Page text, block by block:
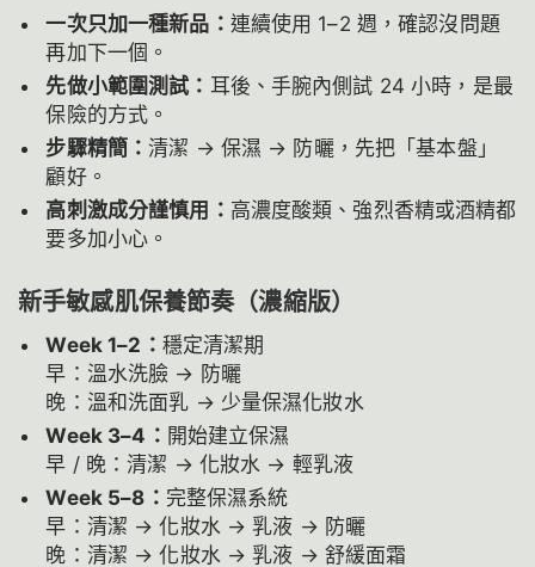
一次只加一種新品： 連續使用 1–2 週，確認沒問題
再加下一個。
先做小範圍測試： 耳後、手腕內側試 24 小時，是最
保險的方式。
步驟精簡：清潔 → 保濕 → 防曬，先把「基本盤」
顧好。
高刺激成分謹慎用： 高濃度酸類、強烈香精或酒精都
要多加小心。
新手敏感肌保養節奏（濃縮版）
Week 1–2： 穩定清潔期
早：溫水洗臉 → 防曬
晚：溫和洗面乳 → 少量保濕化妝水
Week 3–4： 開始建立保濕
早 / 晚：清潔 → 化妝水 → 輕乳液
Week 5–8： 完整保濕系統
早：清潔 → 化妝水 → 乳液 → 防曬
晚：清潔 → 化妝水 → 乳液 → 舒緩面霜